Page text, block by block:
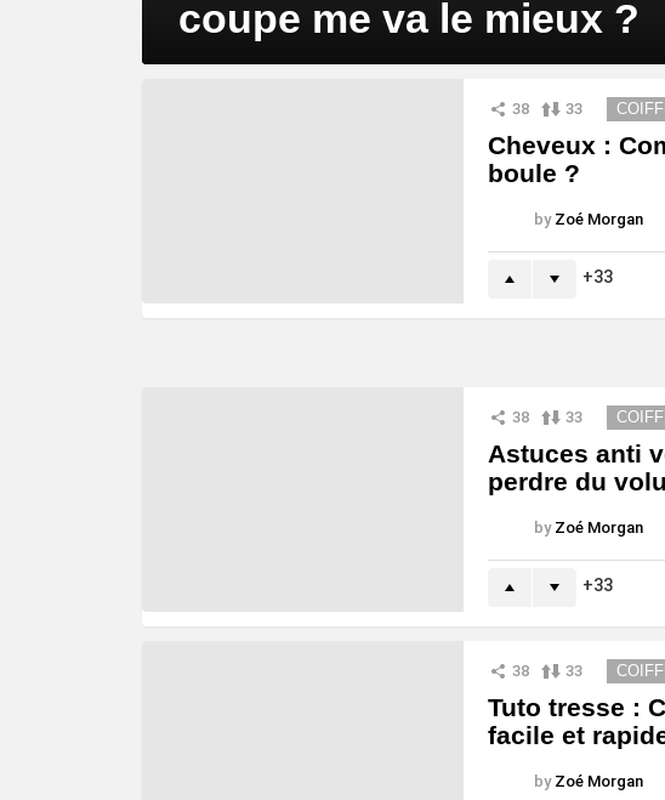
coupe me va le mieux ?
38 33
Cheveux :
boule ?
by Zoé Morgan
33
38 33
Astuces anti
perdre du
by Zoé Morgan
33
38 33
Tuto tresse :
facile et
by Zoé Morgan